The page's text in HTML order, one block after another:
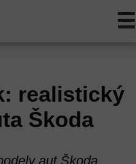
realistický
Škoda
aut Škoda,